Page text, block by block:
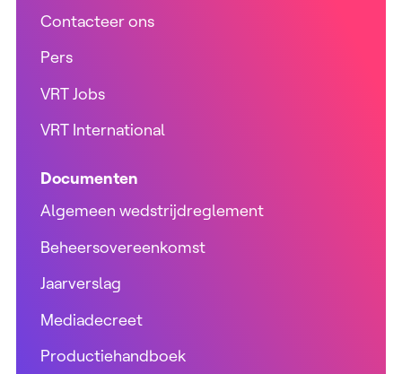
Contacteer ons
Pers
VRT Jobs
VRT International
Documenten
Algemeen wedstrijdreglement
Beheersovereenkomst
Jaarverslag
Mediadecreet
Productiehandboek